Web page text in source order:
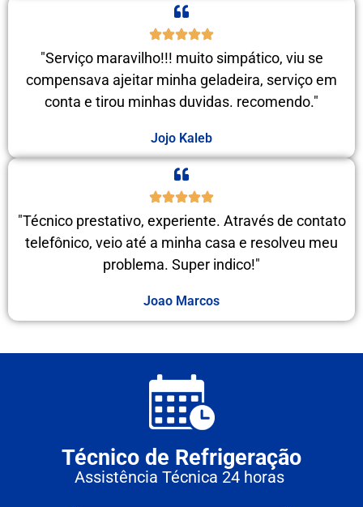
"Serviço maravilho!!! muito simpático, viu se
compensava ajeitar minha geladeira, serviço em
conta e tirou minhas duvidas. recomendo."
Jojo Kaleb
"Técnico prestativo, experiente. Através de contato
telefônico, veio até a minha casa e resolveu meu
problema. Super indico!"
Joao Marcos
Técnico de Refrigeração
Assistência Técnica 24 horas